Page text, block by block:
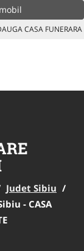
CASA FUNERARA
Judet Sibiu /
- CASA